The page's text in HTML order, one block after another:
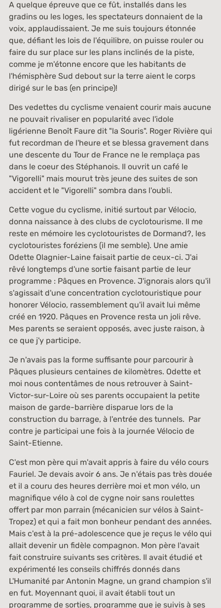
A quelque épreuve que ce fût, installés dans les
gradins ou les loges, les spectateurs donnaient de la
voix, applaudissaient. Je me suis toujours étonnée
que, défiant les lois de l'équilibre, on puisse rouler ou
faire du sur place sur les plans inclinés de la piste,
comme je m'étonne encore que les habitants de
l'hémisphère Sud debout sur la terre aient le corps
dirigé sur le bas (en principe)!
Des vedettes du cyclisme venaient courir mais aucune
ne pouvait rivaliser en popularité avec l'idole
ligérienne Benoît Faure dit "la Souris". Roger Rivière qui
fut recordman de l'heure et se blessa gravement dans
une descente du Tour de France ne le remplaça pas
dans le coeur des Stéphanois. Il ouvrit un café le
"Vigorelli" mais mourut très jeune des suites de son
accident et le "Vigorelli" sombra dans l'oubli.
Cette vogue du cyclisme, initié surtout par Vélocio,
donna naissance à des clubs de cyclotourisme. Il me
reste en mémoire les cyclotouristes de Dormand?, les
cyclotouristes foréziens (il me semble). Une amie
Odette Olagnier-Laine faisait partie de ceux-ci. J'ai
rêvé longtemps d'une sortie faisant partie de leur
programme : Pâques en Provence. J'ignorais alors qu'il
s'agissait d'une concentration cyclotouristique pour
honorer Vélocio, rassemblement qu'il avait lui même
créé en 1920. Pâques en Provence resta un joli rêve.
Mes parents se seraient opposés, avec juste raison, à
ce que j'y participe.
Je n'avais pas la forme suffisante pour parcourir à
Pâques plusieurs centaines de kilomètres. Odette et
moi nous contentâmes de nous retrouver à Saint-
Victor-sur-Loire où ses parents occupaient la petite
maison de garde-barrière disparue lors de la
construction du barrage, à l'entrée des tunnels. Par
contre je participai une fois à la journée Vélocio de
Saint-Etienne.
C'est mon père qui m'avait appris à faire du vélo cours
Fauriel. Je devais avoir 6 ans. Je n'étais pas très douée
et il a couru des heures derrière moi et mon vélo, un
magnifique vélo à col de cygne noir sans roulettes
offert par mon parrain (mécanicien sur vélos à Saint-
Tropez) et qui a fait mon bonheur pendant des années.
Mais c'est à la pré-adolescence que je reçus le vélo qui
allait devenir un fidèle compagnon. Mon père l'avait
fait construire suivants ses critères. Il avait étudié et
expérimenté les conseils chiffrés donnés dans
L'Humanitépar Antonin Magne, un grand champion s'il
en fut. Moyennant quoi, il avait établi tout un
programme de sorties, programme que je suivis à ses